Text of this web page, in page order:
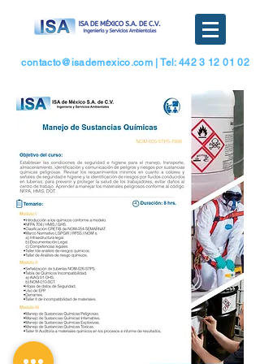
contacto@isademexico.com | Tel: 442 3 12 01 02